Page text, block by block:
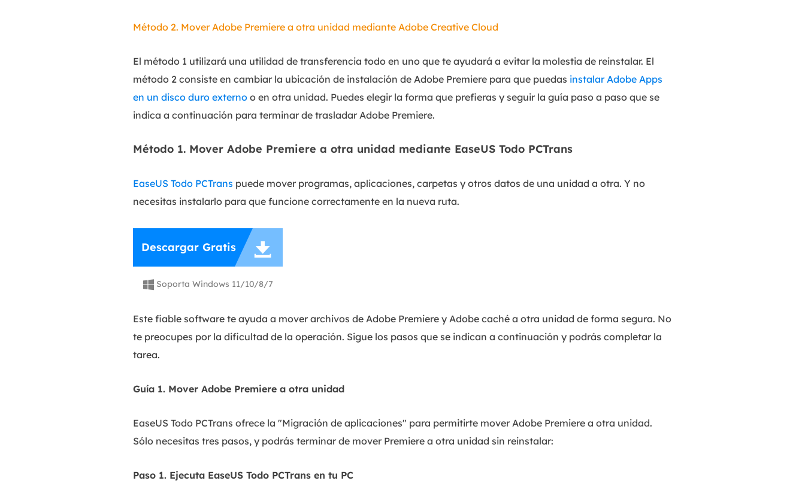
Método 2. Mover Adobe Premiere a otra unidad mediante Adobe Creative Cloud
El método 1 utilizará una utilidad de transferencia todo en uno que te ayudará a evitar la molestia de reinstalar. El
método 2 consiste en cambiar la ubicación de instalación de Adobe Premiere para que puedas instalar Adobe Apps
en un disco duro externo o en otra unidad. Puedes elegir la forma que prefieras y seguir la guía paso a paso que se
indica a continuación para terminar de trasladar Adobe Premiere.
Método 1. Mover Adobe Premiere a otra unidad mediante EaseUS Todo PCTrans
EaseUS Todo PCTrans puede mover programas, aplicaciones, carpetas y otros datos de una unidad a otra. Y no
necesitas instalarlo para que funcione correctamente en la nueva ruta.
Descargar Gratis 
Soporta Windows 11/10/8/7
Este fiable software te ayuda a mover archivos de Adobe Premiere y Adobe caché a otra unidad de forma segura. No
te preocupes por la dificultad de la operación. Sigue los pasos que se indican a continuación y podrás completar la
tarea.
Guía 1. Mover Adobe Premiere a otra unidad
EaseUS Todo PCTrans ofrece la "Migración de aplicaciones" para permitirte mover Adobe Premiere a otra unidad.
Sólo necesitas tres pasos, y podrás terminar de mover Premiere a otra unidad sin reinstalar:
Paso 1. Ejecuta EaseUS Todo PCTrans en tu PC